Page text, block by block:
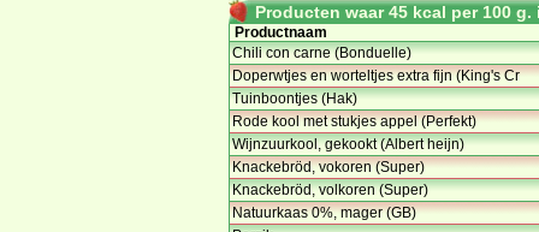
Producten waar 45 kcal per 100
Productnaam
Chili con carne (Bonduelle)
Doperwtjes en worteltjes extra fijn (King's Cr
Tuinboontjes (Hak)
Rode kool met stukjes appel (Perfekt)
Wijnzuurkool, gekookt (Albert heijn)
Knackebröd, vokoren (Super)
Knackebröd, volkoren (Super)
Natuurkaas 0%, mager (GB)